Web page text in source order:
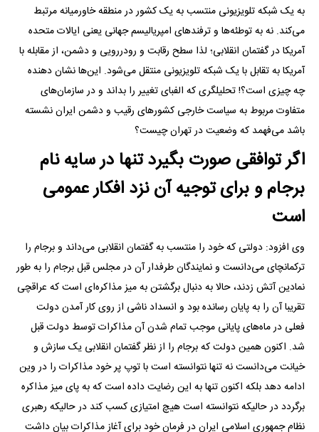
به یک شبکه تلویزیونی منتسب به یک کشور در منطقه خاورمیانه مرتبط
می‌کند. نه به توطئه‌ها و ترفند‌های امپریالیسم جهانی یعنی ایالات متحده
آمریکا در گفتمان انقلابی؛ لذا سطح رقابت و رودررویی و دشمن، از مقابله با
آمریکا به تقابل با یک شبکه تلویزیونی منتقل می‌شود. این‌ها نشان دهنده
چه چیزی است؟! تحلیلگری که الفبای تغییر را بداند و در سازمان‌های
متفاوت مربوط به سیاست خارجی کشور‌های رقیب و دشمن ایران نشسته
باشد می‌فهمد که وضعیت در تهران چیست؟
اگر توافقی صورت بگیرد تنها در سایه نام
برجام و برای توجیه آن نزد افکار عمومی
است
وی افزود: دولتی که خود را منتسب به گفتمان انقلابی می‌داند و برجام را
ترکمانچای می‌دانست و نمایندگان طرفدار آن در مجلس قبل برجام را به طور
نمادین آتش زدند، حالا به دنبال برگشتن به میز مذاکره‌ای است که عراقچی
تقریبا آن را به پایان رسانده بود و انسداد ناشی از روی کار آمدن دولت
فعلی در ماه‌های پایانی موجب تمام شدن آن مذاکرات توسط دولت قبل
شد. اکنون همین دولت که برجام را از نظر گفتمان انقلابی یک سازش و
خیانت می‌دانست نه تنها نتوانسته است با توپ پر خود مذاکرات را در وین
ادامه دهد بلکه اکنون تنها به این رضایت داده است که به پای میز مذاکره
برگردد در حالیکه نتوانسته است هیچ امتیازی کسب کند در حالیکه رهبری
نظام جمهوری اسلامی ایران در فرمان خود برای آغاز مذاکرات بیان داشت